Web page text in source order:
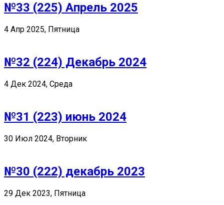
№33 (225) Апрель 2025
4 Апр 2025, Пятница
№32 (224) Декабрь 2024
4 Дек 2024, Среда
№31 (223) июнь 2024
30 Июл 2024, Вторник
№30 (222) декабрь 2023
29 Дек 2023, Пятница